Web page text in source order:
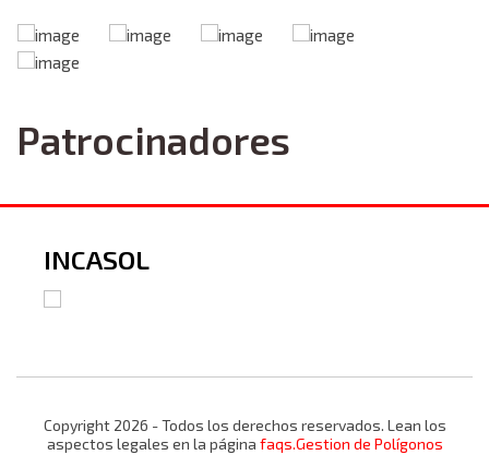
Patrocinadores
INCASOL
Copyright 2026 - Todos los derechos reservados. Lean los
aspectos legales en la página faqs.Gestion de Polígonos